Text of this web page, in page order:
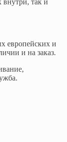
европейских и
и на заказ.